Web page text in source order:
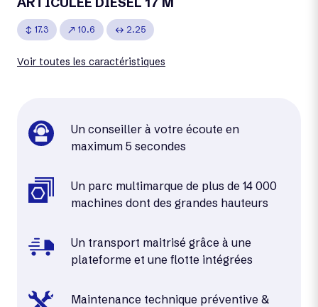
17.3 10.6 2.25
Voir toutes les caractéristiques
Un conseiller à votre écoute en
maximum 5 secondes
Un parc multimarque de plus de 14 000
machines dont des grandes hauteurs
Un transport maitrisé grâce à une
plateforme et une flotte intégrées
Maintenance technique préventive &